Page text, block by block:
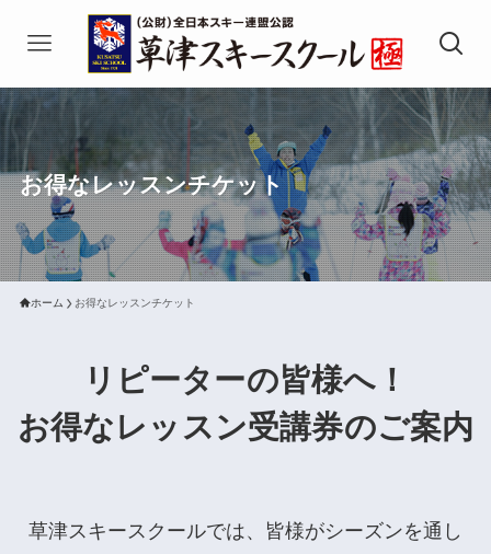
お得なレッスンチケット
ホーム お得なレッスンチケット
リピーターの皆様へ！
お得なレッスン受講券のご案内
草津スキースクールでは、皆様がシーズンを通し